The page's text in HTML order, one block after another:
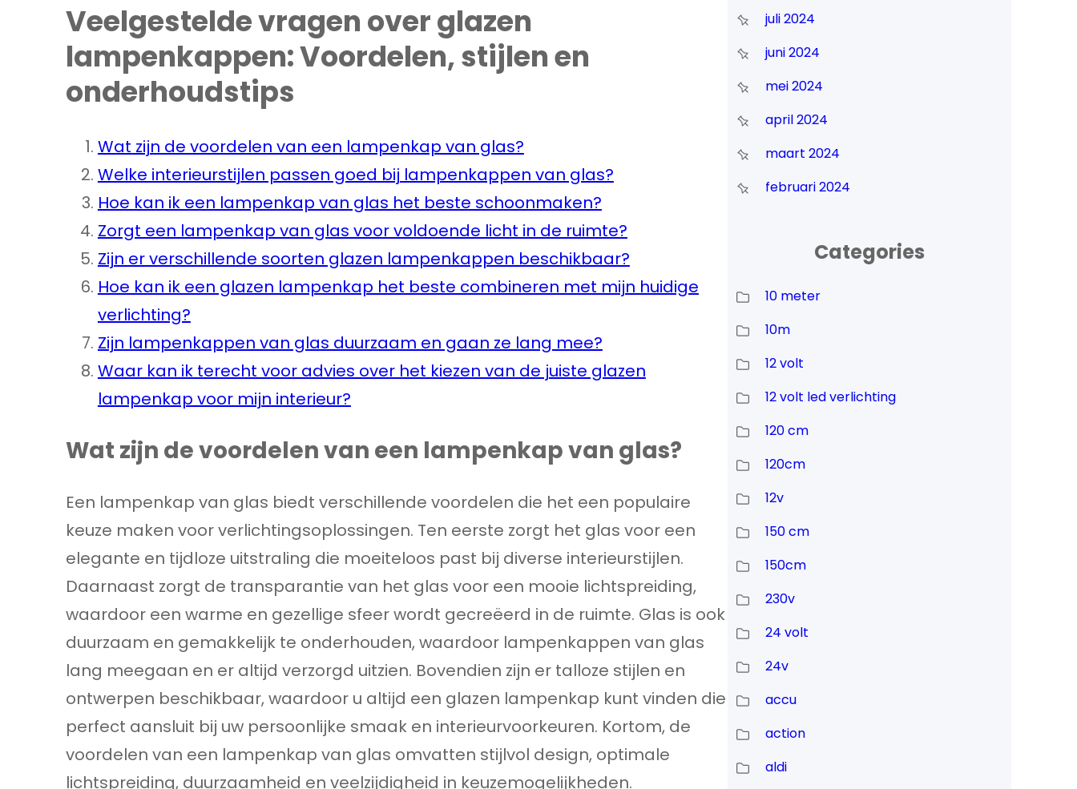
Veelgestelde vragen over glazen
lampenkappen: Voordelen, stijlen en
onderhoudstips
Wat zijn de voordelen van een lampenkap van glas?
Welke interieurstijlen passen goed bij lampenkappen van glas?
Hoe kan ik een lampenkap van glas het beste schoonmaken?
Zorgt een lampenkap van glas voor voldoende licht in de ruimte?
Zijn er verschillende soorten glazen lampenkappen beschikbaar?
Hoe kan ik een glazen lampenkap het beste combineren met mijn huidige
verlichting?
Zijn lampenkappen van glas duurzaam en gaan ze lang mee?
Waar kan ik terecht voor advies over het kiezen van de juiste glazen
lampenkap voor mijn interieur?
Wat zijn de voordelen van een lampenkap van glas?
Een lampenkap van glas biedt verschillende voordelen die het een populaire
keuze maken voor verlichtingsoplossingen. Ten eerste zorgt het glas voor een
elegante en tijdloze uitstraling die moeiteloos past bij diverse interieurstijlen.
Daarnaast zorgt de transparantie van het glas voor een mooie lichtspreiding,
waardoor een warme en gezellige sfeer wordt gecreëerd in de ruimte. Glas is ook
duurzaam en gemakkelijk te onderhouden, waardoor lampenkappen van glas
lang meegaan en er altijd verzorgd uitzien. Bovendien zijn er talloze stijlen en
ontwerpen beschikbaar, waardoor u altijd een glazen lampenkap kunt vinden die
perfect aansluit bij uw persoonlijke smaak en interieurvoorkeuren. Kortom, de
voordelen van een lampenkap van glas omvatten stijlvol design, optimale
lichtspreiding, duurzaamheid en veelzijdigheid in keuzemogelijkheden.
juli 2024
juni 2024
mei 2024
april 2024
maart 2024
februari 2024
Categories
10 meter
10m
12 volt
12 volt led verlichting
120 cm
120cm
12v
150 cm
150cm
230v
24 volt
24v
accu
action
aldi